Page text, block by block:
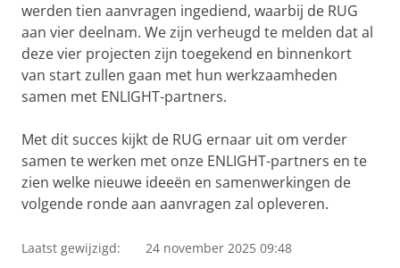
werden tien aanvragen ingediend, waarbij de RUG
aan vier deelnam. We zijn verheugd te melden dat al
deze vier projecten zijn toegekend en binnenkort
van start zullen gaan met hun werkzaamheden
samen met ENLIGHT-partners.
Met dit succes kijkt de RUG ernaar uit om verder
samen te werken met onze ENLIGHT-partners en te
zien welke nieuwe ideeën en samenwerkingen de
volgende ronde aan aanvragen zal opleveren.
Laatst gewijzigd: 24 november 2025 09:48